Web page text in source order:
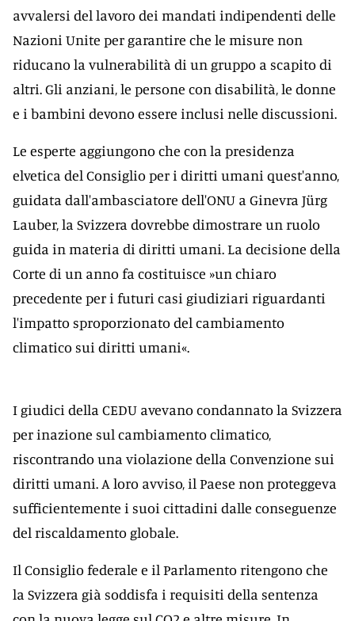
avvalersi del lavoro dei mandati indipendenti delle
Nazioni Unite per garantire che le misure non
riducano la vulnerabilità di un gruppo a scapito di
altri. Gli anziani, le persone con disabilità, le donne
e i bambini devono essere inclusi nelle discussioni.
Le esperte aggiungono che con la presidenza
elvetica del Consiglio per i diritti umani quest'anno,
guidata dall'ambasciatore dell'ONU a Ginevra Jürg
Lauber, la Svizzera dovrebbe dimostrare un ruolo
guida in materia di diritti umani. La decisione della
Corte di un anno fa costituisce »un chiaro
precedente per i futuri casi giudiziari riguardanti
l'impatto sproporzionato del cambiamento
climatico sui diritti umani«.
I giudici della CEDU avevano condannato la Svizzera
per inazione sul cambiamento climatico,
riscontrando una violazione della Convenzione sui
diritti umani. A loro avviso, il Paese non proteggeva
sufficientemente i suoi cittadini dalle conseguenze
del riscaldamento globale.
Il Consiglio federale e il Parlamento ritengono che
la Svizzera già soddisfa i requisiti della sentenza